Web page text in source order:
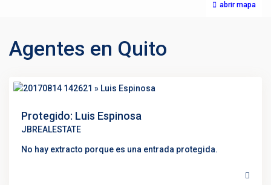
abrir mapa
Agentes en Quito
Protegido: Luis Espinosa
JBREALESTATE
No hay extracto porque es una entrada protegida.